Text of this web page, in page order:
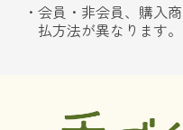
会員・非会員、購入
払方法が異なります。